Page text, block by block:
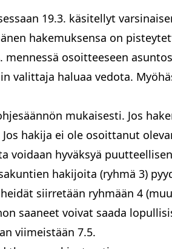
19.3. käsitellyt
hakemuksensa on
osoitteeseen
valittaja haluaa vedota.
mukaisesti. Jos
hakija ei ole osoittanut
hyväksyä
hakijoita (ryhmä 3)
siirretään ryhmään 4
saaneet voivat saada
viimeistään 7.5.